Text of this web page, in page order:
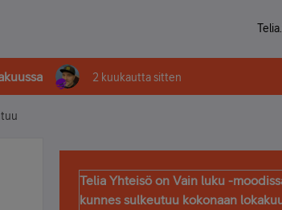
2 kuukautta sitten
Telia Yhteisö on Vain luku -
kunnes sulkeutuu kokonaan